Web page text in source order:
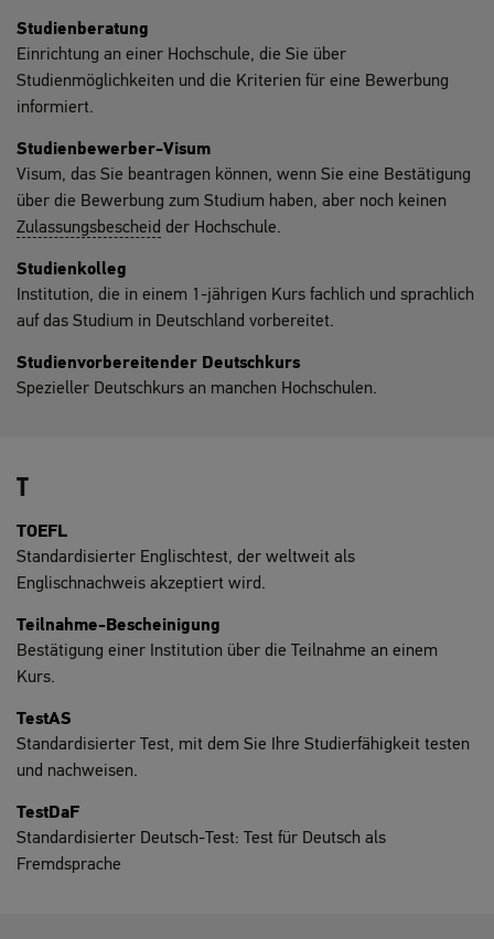
Studienberatung
Einrichtung an einer Hochschule, die Sie über
Studienmöglichkeiten und die Kriterien für eine Bewerbung
informiert.
Studienbewerber-Visum
Visum, das Sie beantragen können, wenn Sie eine Bestätigung
über die Bewerbung zum Studium haben, aber noch keinen
Zulassungsbescheid der Hochschule.
Studienkolleg
Institution, die in einem 1-jährigen Kurs fachlich und sprachlich
auf das Studium in Deutschland vorbereitet.
Studienvorbereitender Deutschkurs
Spezieller Deutschkurs an manchen Hochschulen.
T
TOEFL
Standardisierter Englischtest, der weltweit als
Englischnachweis akzeptiert wird.
Teilnahme-Bescheinigung
Bestätigung einer Institution über die Teilnahme an einem
Kurs.
TestAS
Standardisierter Test, mit dem Sie Ihre Studierfähigkeit testen
und nachweisen.
TestDaF
Standardisierter Deutsch-Test: Test für Deutsch als
Fremdsprache